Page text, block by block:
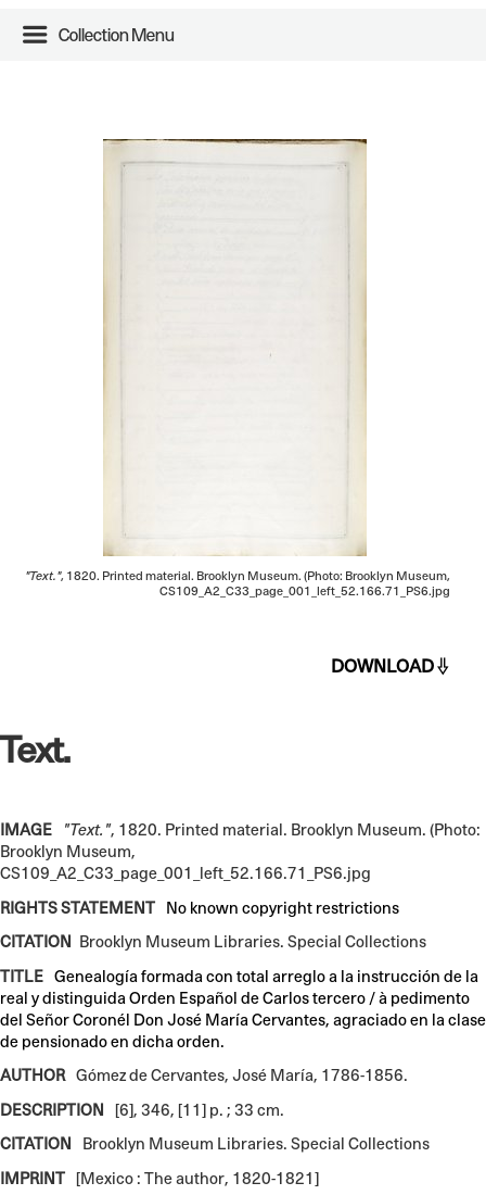
Collection Menu
"Text.", 1820. Printed material. Brooklyn Museum. (Photo: Brooklyn Museum,
CS109_A2_C33_page_001_left_52.166.71_PS6.jpg
DOWNLOAD
Text.
IMAGE "Text.", 1820. Printed material. Brooklyn Museum. (Photo:
Brooklyn Museum,
CS109_A2_C33_page_001_left_52.166.71_PS6.jpg
RIGHTS STATEMENT
No known copyright restrictions
CITATION Brooklyn Museum Libraries. Special Collections
TITLE Genealogía formada con total arreglo a la instrucción de la
real y distinguida Orden Español de Carlos tercero / à pedimento
del Señor Coronél Don José María Cervantes, agraciado en la clase
de pensionado en dicha orden.
AUTHOR Gómez de Cervantes, José María, 1786-1856.
DESCRIPTION
[6], 346, [11] p. ; 33 cm.
CITATION
Brooklyn Museum Libraries. Special Collections
IMPRINT [Mexico : The author, 1820-1821]